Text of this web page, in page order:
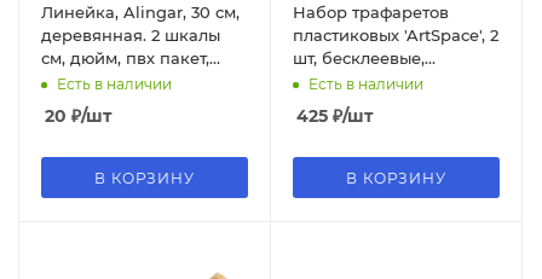
Линейка, Alingar, 30 см,
деревянная. 2 шкалы
см, дюйм, пвх пакет,
AL3695-30
Есть в наличии
20 ₽/шт
В КОРЗИНУ
Набор трафаретов
пластиковых 'ArtSpace', 2
шт, бесклеевые,
многоразовые,
НТЦА_45565
Есть в наличии
425 ₽/шт
В КОРЗИНУ